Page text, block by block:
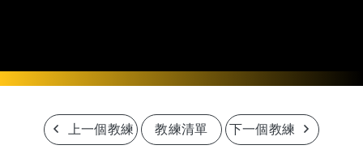
上一個教練 教練清單 下一個教練